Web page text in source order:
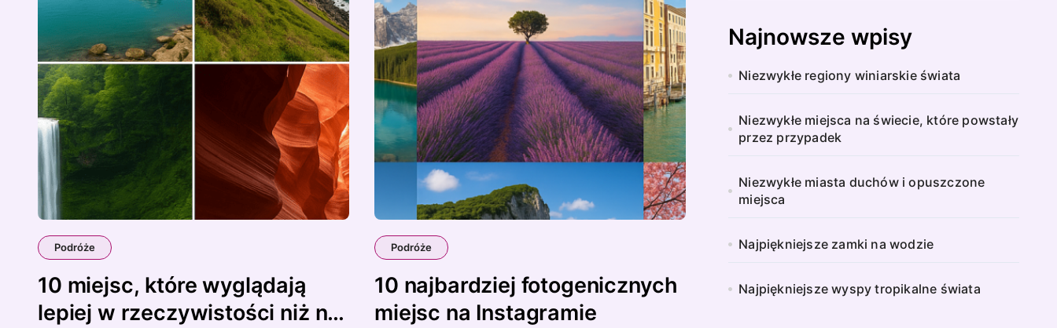
Podróże
10 miejsc, które wyglądają
lepiej w rzeczywistości niż na
Podróże
10 najbardziej fotogenicznych
miejsc na Instagramie
Najnowsze wpisy
Niezwykłe regiony winiarskie świata
Niezwykłe miejsca na świecie, które powstały
przez przypadek
Niezwykłe miasta duchów i opuszczone
miejsca
Najpiękniejsze zamki na wodzie
Najpiękniejsze wyspy tropikalne świata